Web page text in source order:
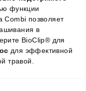
функции
Combi позволяет
в
BioClip® для
для эффективной
травой.